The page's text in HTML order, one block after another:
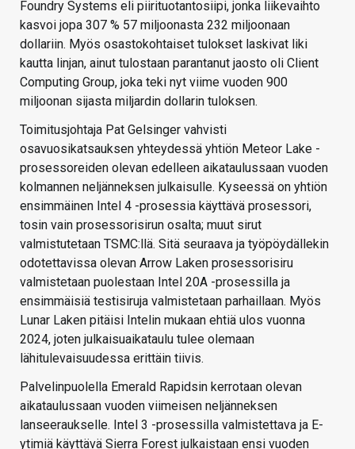
Foundry Systems eli piirituotantosiipi, jonka liikevaihto
kasvoi jopa 307 % 57 miljoonasta 232 miljoonaan
dollariin. Myös osastokohtaiset tulokset laskivat liki
kautta linjan, ainut tulostaan parantanut jaosto oli Client
Computing Group, joka teki nyt viime vuoden 900
miljoonan sijasta miljardin dollarin tuloksen.
Toimitusjohtaja Pat Gelsinger vahvisti
osavuosikatsauksen yhteydessä yhtiön Meteor Lake -
prosessoreiden olevan edelleen aikataulussaan vuoden
kolmannen neljänneksen julkaisulle. Kyseessä on yhtiön
ensimmäinen Intel 4 -prosessia käyttävä prosessori,
tosin vain prosessorisirun osalta; muut sirut
valmistutetaan TSMC:llä. Sitä seuraava ja työpöydällekin
odotettavissa olevan Arrow Laken prosessorisiru
valmistetaan puolestaan Intel 20A -prosessilla ja
ensimmäisiä testisiruja valmistetaan parhaillaan. Myös
Lunar Laken pitäisi Intelin mukaan ehtiä ulos vuonna
2024, joten julkaisuaikataulu tulee olemaan
lähitulevaisuudessa erittäin tiivis.
Palvelinpuolella Emerald Rapidsin kerrotaan olevan
aikataulussaan vuoden viimeisen neljänneksen
lanseeraukselle. Intel 3 -prosessilla valmistettava ja E-
ytimiä käyttävä Sierra Forest julkaistaan ensi vuoden